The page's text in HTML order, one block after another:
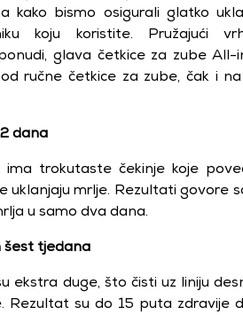
kako bismo osigurali glatko
koju koristite. Pružajući
glava četkice za zube All-
ručne četkice za zube, čak i
dana
trokutaste čekinje koje
uklanjaju mrlje. Rezultati govore
u samo dva dana.
šest tjedana
ekstra duge, što čisti uz liniju
Rezultat su do 15 puta zdravije